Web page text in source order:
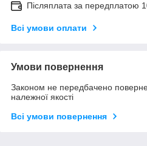
Післяплата за передплатою
Всі умови оплати
Умови повернення
Законом не передбачено
належної якості
Всі умови повернення